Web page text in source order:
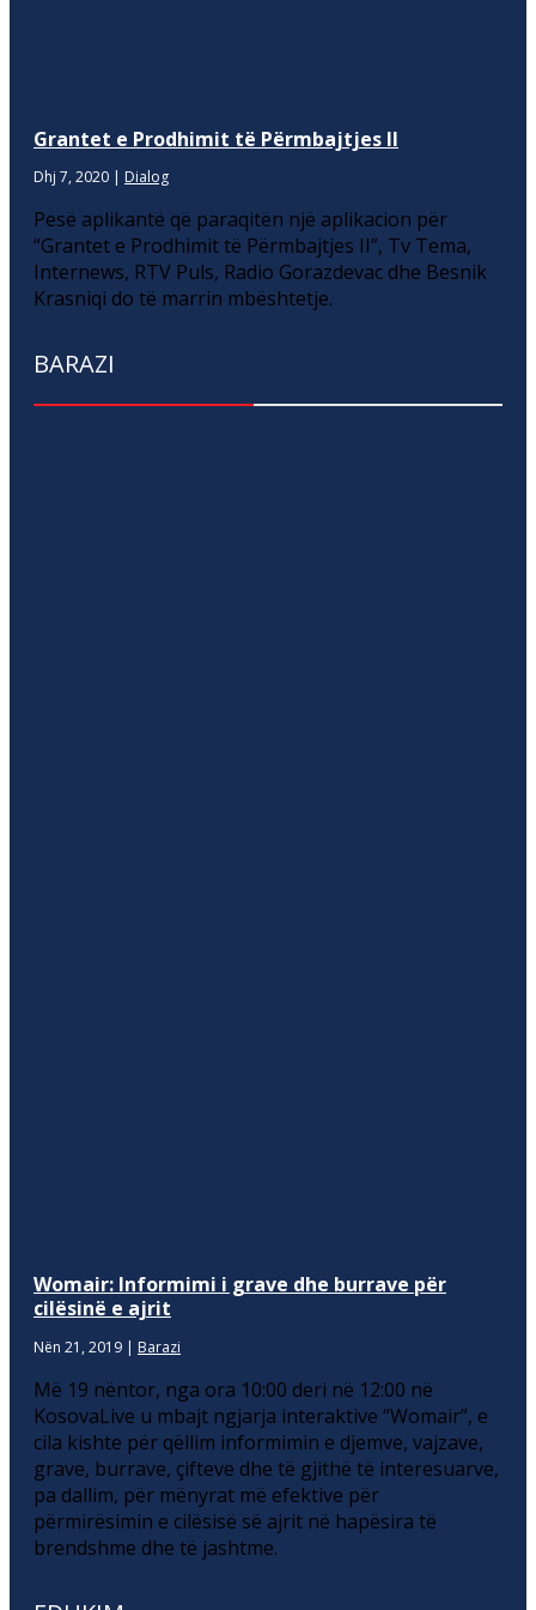
Grantet e Prodhimit të Përmbajtjes II
Dhj 7, 2020 | Dialog
Pesë aplikantë që paraqitën një aplikacion për
“Grantet e Prodhimit të Përmbajtjes II”, Tv Tema,
Internews, RTV Puls, Radio Gorazdevac dhe Besnik
Krasniqi do të marrin mbështetje.
BARAZI
Womair: Informimi i grave dhe burrave për
cilësinë e ajrit
Nën 21, 2019 | Barazi
Më 19 nëntor, nga ora 10:00 deri në 12:00 në
KosovaLive u mbajt ngjarja interaktive “Womair”, e
cila kishte për qëllim informimin e djemve, vajzave,
grave, burrave, çifteve dhe të gjithë të interesuarve,
pa dallim, për mënyrat më efektive për
përmirësimin e cilësisë së ajrit në hapësira të
brendshme dhe të jashtme.